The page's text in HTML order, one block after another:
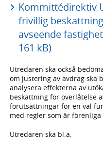
Kommittédirektiv
frivillig
avseende
161 kB)
Utredaren ska också
om justering av avdrag ska
analysera effekterna av
beskattning för överlåtelse
förutsättningar för en väl
med regler som är förenliga
Utredaren ska bl.a.